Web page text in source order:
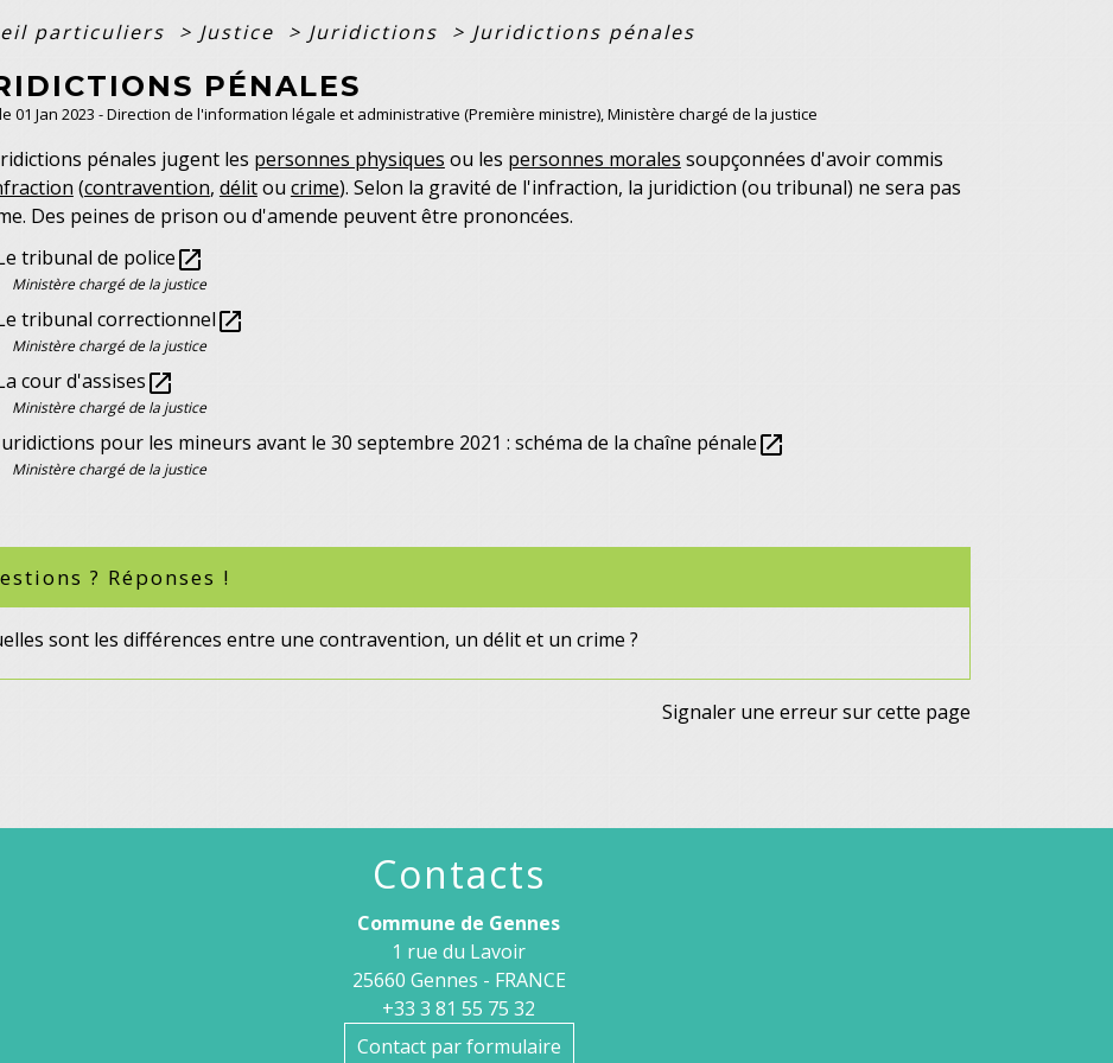
particuliers > Justice > Juridictions > Juridictions pénales
PÉNALES
01 Jan 2023 - Direction de l'information légale et administrative (Première ministre), Ministère chargé de la justice
pénales jugent les personnes physiques ou les personnes morales soupçonnées d'avoir commis
(contravention, délitou crime). Selon la gravité de l'infraction, la juridiction (ou tribunal) ne sera pas
Des peines de prison ou d'amende peuvent être prononcées.
tribunal de policeopen_in_new
Ministère chargé de la justice
tribunal correctionnelopen_in_new
Ministère chargé de la justice
cour d'assisesopen_in_new
Ministère chargé de la justice
pour les mineurs avant le 30 septembre 2021 : schéma de la chaîne pénaleopen_in_new
Ministère chargé de la justice
? Réponses !
sont les différences entre une contravention, un délit et un crime ?
Signaler une erreur sur cette page
Contacts
Commune de Gennes
1 rue du Lavoir
25660 Gennes - FRANCE
+33 3 81 55 75 32
Contact par formulaire